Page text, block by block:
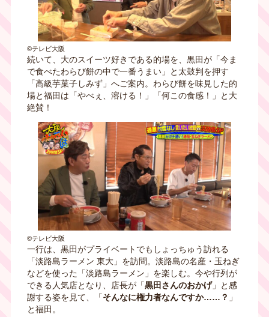
©テレビ大阪
続いて、大のスイーツ好きである的場を、黒田が「今ま
で食べたわらび餅の中で一番うまい」と太鼓判を押す
「高級芋菓子しみず」へご案内。わらび餅を味見した的
場と福田は「やべぇ、溶ける！」「何この食感！」と大
絶賛！
©テレビ大阪
一行は、黒田がプライベートでもしょっちゅう訪れる
「淡路島ラーメン 東大」を訪問。淡路島の名産・玉ねぎ
などを使った「淡路島ラーメン」を楽しむ。今や行列が
できる人気店となり、店長が「黒田さんのおかげ」と感
謝する姿を見て、「そんなに権力者なんですか……？ 」
と福田。